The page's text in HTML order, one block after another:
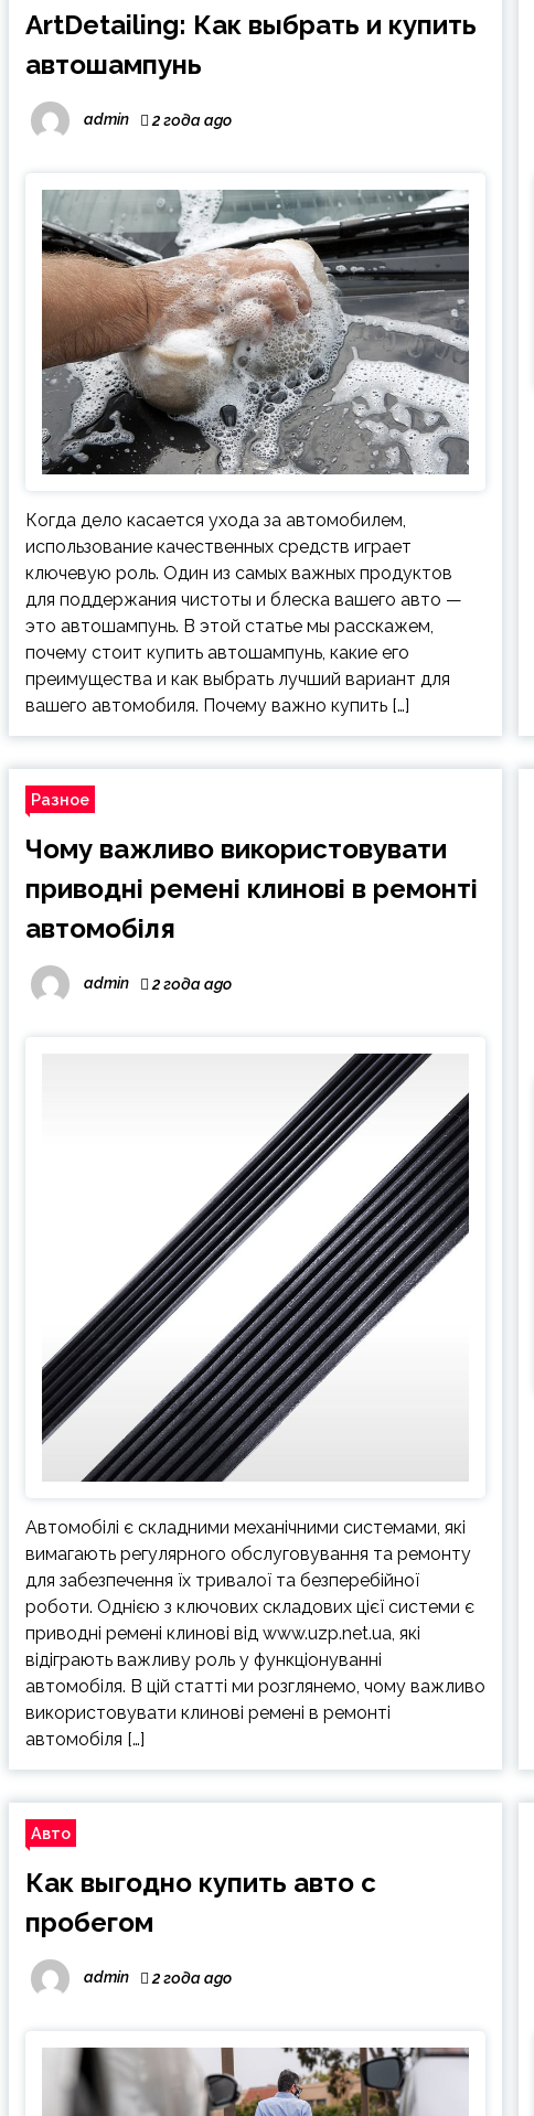
ArtDetailing: Как выбрать и купить
автошампунь
admin 2 года ago
Когда дело касается ухода за автомобилем,
использование качественных средств играет
ключевую роль. Один из самых важных продуктов
для поддержания чистоты и блеска вашего авто —
это автошампунь. В этой статье мы расскажем,
почему стоит купить автошампунь, какие его
преимущества и как выбрать лучший вариант для
вашего автомобиля. Почему важно купить […]
Разное
Чому важливо використовувати
приводні ремені клинові в ремонті
автомобіля
admin 2 года ago
Автомобілі є складними механічними системами, які
вимагають регулярного обслуговування та ремонту
для забезпечення їх тривалої та безперебійної
роботи. Однією з ключових складових цієї системи є
приводні ремені клинові від www.uzp.net.ua, які
відіграють важливу роль у функціонуванні
автомобіля. В цій статті ми розглянемо, чому важливо
використовувати клинові ремені в ремонті
автомобіля […]
Авто
Как выгодно купить авто с
пробегом
admin 2 года ago